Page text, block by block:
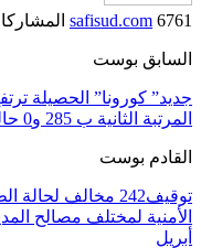
safisud.com 6761 المشاركات
السابق بوست
المرتبة الثانية ب 285 و0 حالة بآسفي
القادم بوست
توقيف242 مخالف
أبريل